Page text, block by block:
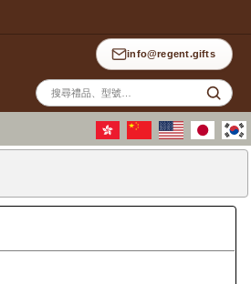
info@regent.gifts
站
內
搜
尋